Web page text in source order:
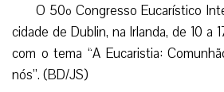
O 50º Congresso Eucarístico
cidade de Dublin, na Irlanda, de 10 a
com o tema “A Eucaristia:
nós”. (BD/JS)